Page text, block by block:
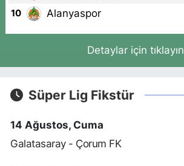
10 Alanyaspor
Detaylar için tıklayın
Süper Lig Fikstür
14 Ağustos, Cuma
Galatasaray - Çorum FK